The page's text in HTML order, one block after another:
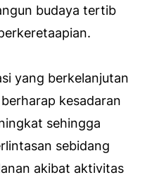
budaya tertib
yang berkelanjutan
kesadaran
sehingga
sebidang
akibat aktivitas